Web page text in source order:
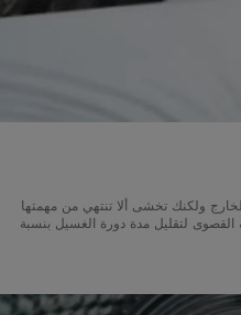
ولكنك تخشى ألا تنتهي من مهمتها
لتقليل مدة دورة الغسيل بنسبة